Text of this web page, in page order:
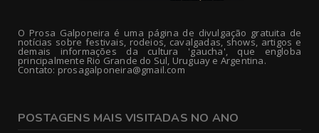
O Prosa Galponeira é uma página de divulgação gratuita de
notícias sobre festivais, rodeios, cavalgadas, shows, artigos e
demais informações da cultura 'gaucha', que engloba
principalmente Rio Grande do Sul, Uruguay e Argentina.
Contato: prosagalponeira@gmail.com
POSTAGENS MAIS VISITADAS NO ANO